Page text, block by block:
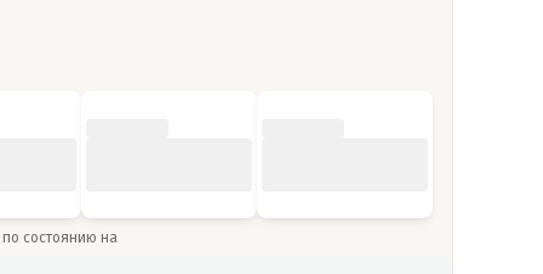
состоянию на